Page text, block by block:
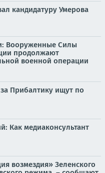
кандидатуру Умерова
Вооруженные Силы
продолжают
военной операции
Прибалтику ищут по
Как медиаконсультант
возмездия» Зеленского